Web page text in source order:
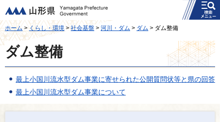
山形県
メニュー
ホーム>くらし・環境 >社会基盤 > 河川・ダム > ダム > ダム整備
ダム整備
最上小国川流水型ダム事業に寄せられた公開質問状等と県の回答
最上小国川流水型ダム事業について